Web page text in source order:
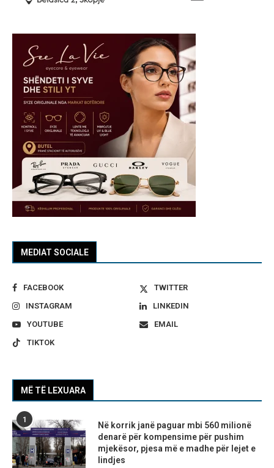
MEDIAT SOCIALE
FACEBOOK
TWITTER
INSTAGRAM
LINKEDIN
YOUTUBE
EMAIL
TIKTOK
MË TË LEXUARA
1
Në korrik janë paguar mbi 560 milionë
denarë për kompensime për pushim
mjekësor, pjesa më e madhe për lejet e
lindjes